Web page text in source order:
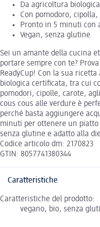
Da agricoltura biologica
Con pomodoro,
Pronto in 5 minuti con
Vegan, senza glutine
Sei un amante della cucina
portare sempre con te?
ReadyCup! Con la sua
biologica certificata, tra cui
pomodori, cipolle, carote,
cous cous alle verdure è
perché basta aggiungere
minuti per ottenere un
senza glutine e adatto alla
Codice articolo dm: 2170823
GTIN: 8057741380344
Caratteristiche
Caratteristiche del prodotto:
vegano, bio, senza